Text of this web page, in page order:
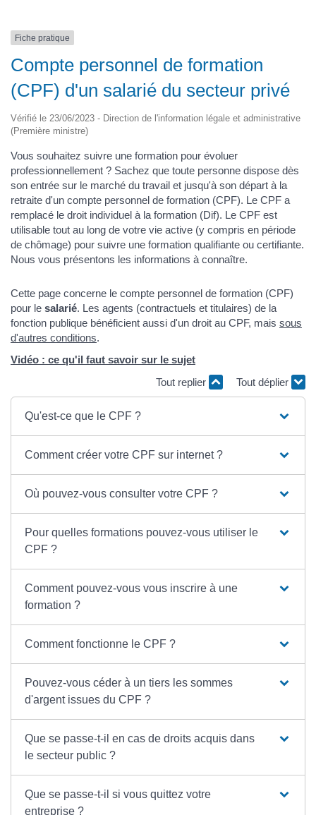
Fiche pratique
Compte personnel de formation
(CPF) d'un salarié du secteur privé
Vérifié le 23/06/2023 - Direction de l'information légale et administrative
(Première ministre)
Vous souhaitez suivre une formation pour évoluer
professionnellement ? Sachez que toute personne dispose dès
son entrée sur le marché du travail et jusqu'à son départ à la
retraite d'un compte personnel de formation (CPF). Le CPF a
remplacé le droit individuel à la formation (Dif). Le CPF est
utilisable tout au long de votre vie active (y compris en période
de chômage) pour suivre une formation qualifiante ou certifiante.
Nous vous présentons les informations à connaître.
Cette page concerne le compte personnel de formation (CPF)
pour le salarié. Les agents (contractuels et titulaires) de la
fonction publique bénéficient aussi d'un droit au CPF, mais sous
d'autres conditions.
Vidéo : ce qu'il faut savoir sur le sujet
Tout replier
Tout déplier
Qu'est-ce que le CPF ?
Comment créer votre CPF sur internet ?
Où pouvez-vous consulter votre CPF ?
Pour quelles formations pouvez-vous utiliser le
CPF ?
Comment pouvez-vous vous inscrire à une
formation ?
Comment fonctionne le CPF ?
Pouvez-vous céder à un tiers les sommes
d'argent issues du CPF ?
Que se passe-t-il en cas de droits acquis dans
le secteur public ?
Que se passe-t-il si vous quittez votre
entreprise ?